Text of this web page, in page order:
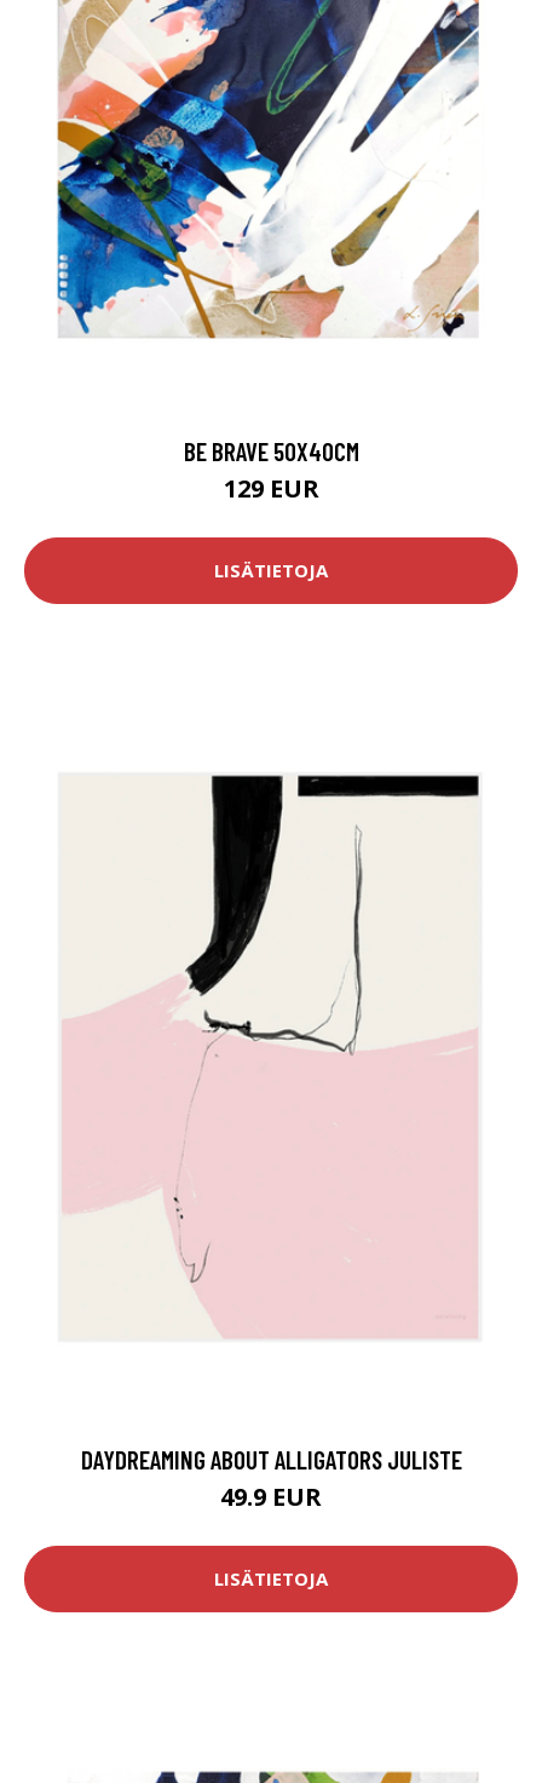
BE BRAVE 50X40CM
129 EUR
LISÄTIETOJA
DAYDREAMING ABOUT ALLIGATORS JULISTE
49.9 EUR
LISÄTIETOJA